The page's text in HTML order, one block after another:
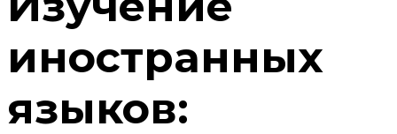
иностранных
языков: